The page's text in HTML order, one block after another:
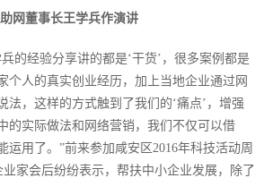
网董事长王学兵作演讲
的经验分享讲的都是‘干货’，很多案例都是
个人的真实创业经历，加上当地企业通过网
法，这样的方式触到了我们的‘痛点’，增强
的实际做法和网络营销，我们不仅可以借
运用了。”前来参加咸安区2016年科技活动周
家会后纷纷表示，帮扶中小企业发展，除了